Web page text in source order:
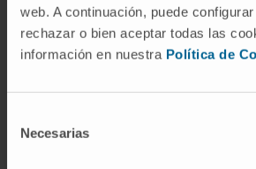
web. A continuación, puede
rechazar o bien aceptar todas las
información en nuestra Política de
Necesarias